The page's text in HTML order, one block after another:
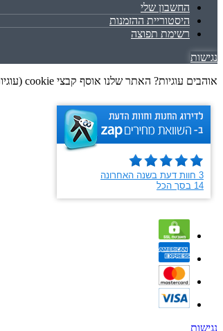
החשבון שלי
היסטוריית ההזמנות
רשימת תפוצה
נגישות
אוהבים עוגיות? האתר שלנו אוסף קבצי cookie (עוגיות) המשך גלישתך באתר מהווה הסכמה לאיסוף זה, בכפוף למדיניות הפרטיות שלנו. גלישה נעימה
נגישות